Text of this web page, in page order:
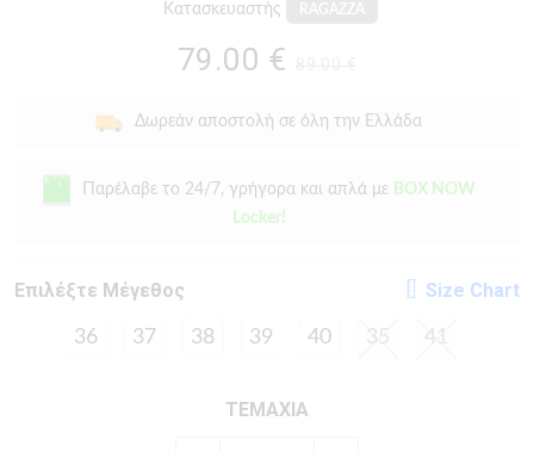
Κατασκευαστής
79.00 €
Δωρεάν αποστολή σε όλη την Ελλάδα
Παρέλαβε το 24/7, γρήγορα και απλά με BOX NOW
Locker!
Eπιλέξτε Μέγεθος Size Chart
36 37 38 39 40 35 41
ΤΕΜΑΧΙΑ